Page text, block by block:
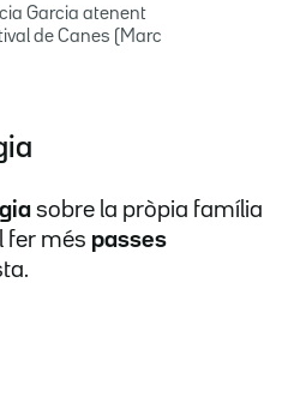
Garcia atenent
de Canes (Marc
sobre la pròpia família
fer més passes